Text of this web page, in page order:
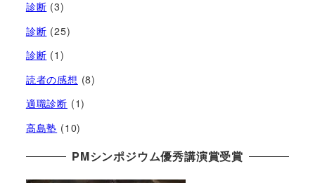
診断 (3)
診断 (25)
診断 (1)
読者の感想 (8)
適職診断 (1)
高島塾 (10)
PMシンポジウム優秀講演賞受賞